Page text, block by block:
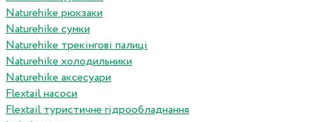
Naturehike рюкзаки
Naturehike сумки
Naturehike трекінгові палиці
Naturehike холодильники
Naturehike аксесуари
Flextail насоси
Flextail туристичне гідрообладнання